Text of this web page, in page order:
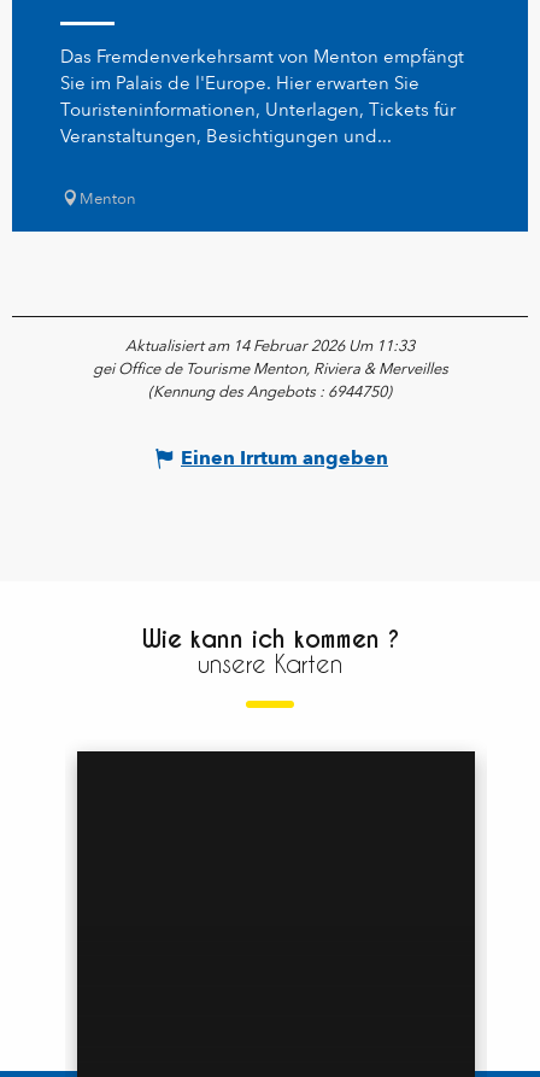
Das Fremdenverkehrsamt von Menton empfängt
Sie im Palais de l'Europe. Hier erwarten Sie
Touristeninformationen, Unterlagen, Tickets für
Veranstaltungen, Besichtigungen und...
Menton
Aktualisiert am 14 Februar 2026 Um 11:33
gei Office de Tourisme Menton, Riviera & Merveilles
(Kennung des Angebots : 6944750)
Einen Irrtum angeben
Wie kann ich kommen ?
unsere Karten